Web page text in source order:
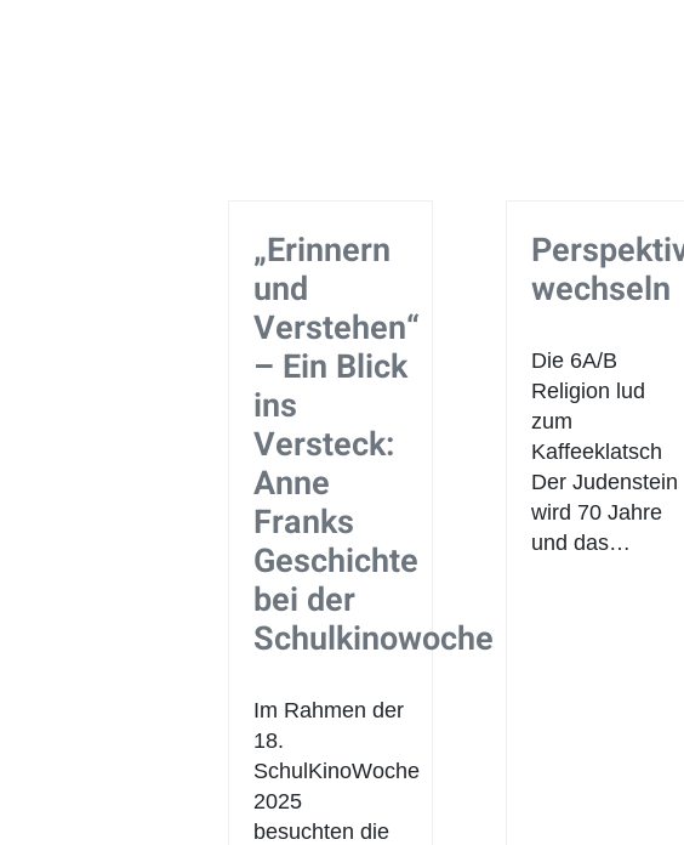
„Erinnern
und
Verstehen“
– Ein Blick
ins
Versteck:
Anne
Franks
Geschichte
bei der
Schulkinowoche
Im Rahmen der
18.
SchulKinoWoche
2025
besuchten die
wechseln
Die 6A/B
Religion lud
zum
Kaffeeklatsch
Der Judenstein
wird 70 Jahre
und das…